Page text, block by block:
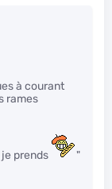
à courant
rames
je prends "